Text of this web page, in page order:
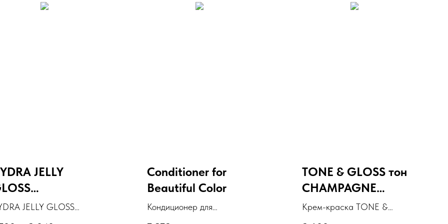
JELLY
FREE
JELLY
JELLY GLOSS
Conditioner for
Beautiful Color
Кондиционер для
TONE & GLOSS тон
CHAMPAGNE
BUBBLES, 85 гр
Крем-краска TONE &